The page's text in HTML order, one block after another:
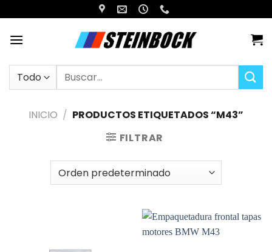
al
contenido
Buscar
INICIO / PRODUCTOS ETIQUETADOS “M43”
FILTRAR